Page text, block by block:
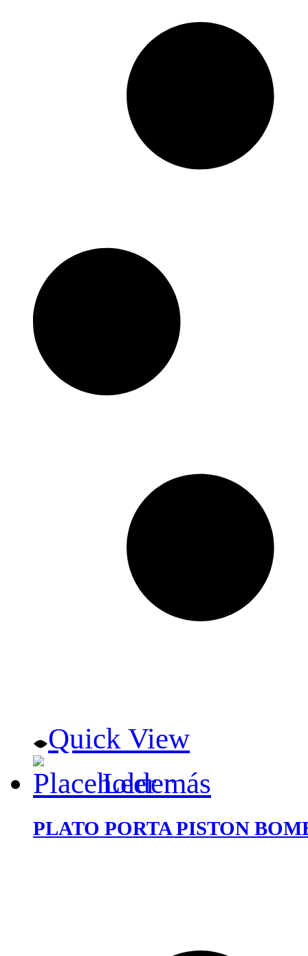
Quick View
Leer más
PLATO PORTA PISTON